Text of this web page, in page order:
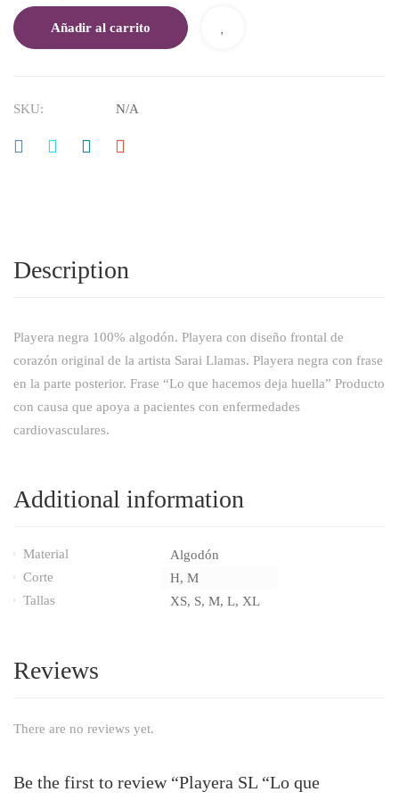
Añadir al carrito
SKU: N/A
Description
Playera negra 100% algodón. Playera con diseño frontal de
corazón original de la artista Sarai Llamas. Playera negra con frase
en la parte posterior. Frase “Lo que hacemos deja huella” Producto
con causa que apoya a pacientes con enfermedades
cardiovasculares.
Additional information
Material
Algodón
Corte
H, M
Tallas
XS, S, M, L, XL
Reviews
There are no reviews yet.
Be the first to review “Playera SL “Lo que